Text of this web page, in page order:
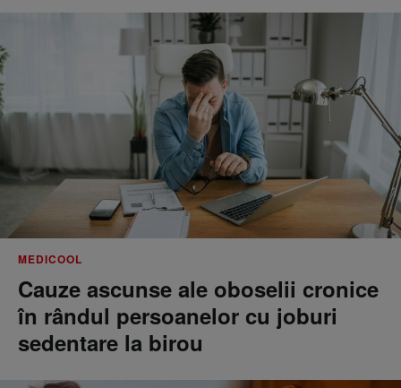
MEDICOOL
Cauze ascunse ale oboselii cronice
în rândul persoanelor cu joburi
sedentare la birou